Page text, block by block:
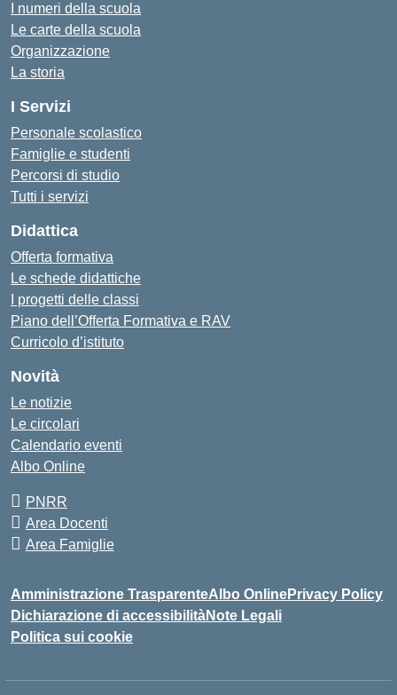
I numeri della scuola
Le carte della scuola
Organizzazione
La storia
I Servizi
Personale scolastico
Famiglie e studenti
Percorsi di studio
Tutti i servizi
Didattica
Offerta formativa
Le schede didattiche
I progetti delle classi
Piano dell’Offerta Formativa e RAV
Curricolo d’istituto
Novità
Le notizie
Le circolari
Calendario eventi
Albo Online
PNRR
Area Docenti
Area Famiglie
Amministrazione TrasparenteAlbo OnlinePrivacy Policy
Dichiarazione di accessibilitàNote Legali
Politica sui cookie